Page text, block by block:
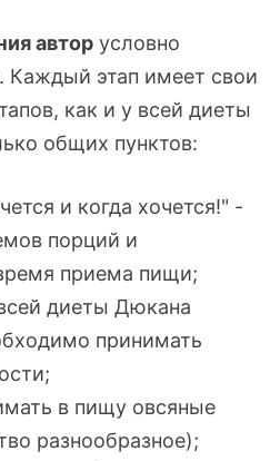
авторусловно
Каждый этап имеет свои
как и у всей диеты
общих пунктов:
и когда хочется!" -
порций и
приема пищи;
диеты Дюкана
принимать
в пищу овсяные
разнообразное);